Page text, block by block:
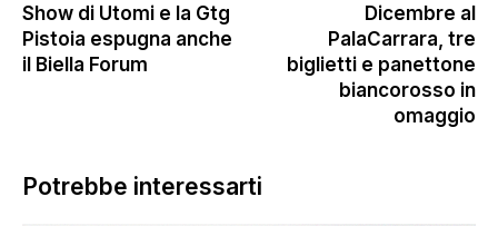
Show di Utomi e la Gtg
Pistoia espugna anche
il Biella Forum
Dicembre al
PalaCarrara, tre
biglietti e panettone
biancorosso in
omaggio
Potrebbe interessarti